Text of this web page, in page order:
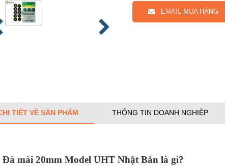
EMAIL MUA HÀNG
TIẾT VỀ SẢN PHẨM THÔNG TIN DOANH NGHIỆP
Đá mài 20mm Model UHT Nhật Bản là gì?